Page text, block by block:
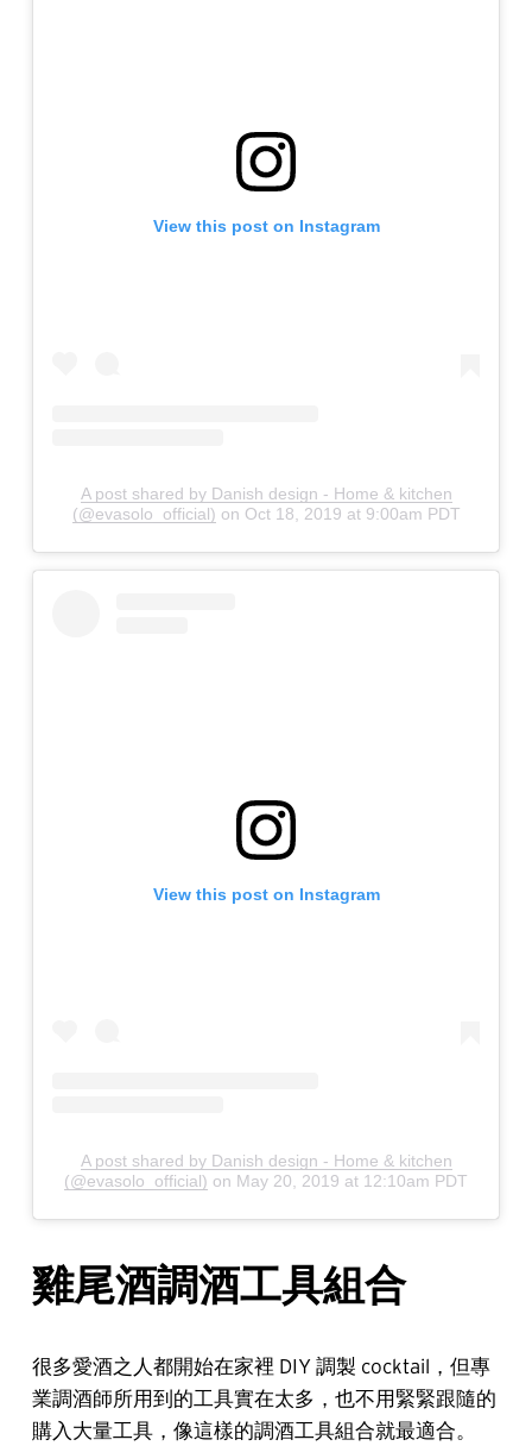
View this post on Instagram
A post shared by Danish design - Home & kitchen
(@evasolo_official) on Oct 18, 2019 at 9:00am PDT
View this post on Instagram
A post shared by Danish design - Home & kitchen
(@evasolo_official) on May 20, 2019 at 12:10am PDT
雞尾酒調酒工具組合
很多愛酒之人都開始在家裡 DIY 調製 cocktail，但專
業調酒師所用到的工具實在太多，也不用緊緊跟隨的
購入大量工具，像這樣的調酒工具組合就最適合。